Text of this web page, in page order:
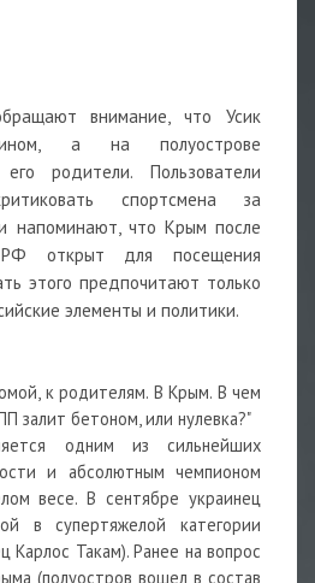
внимание, что Усик
а на полуострове
родители. Пользователи
спортсмена за
напоминают, что Крым после
открыт для посещения
этого предпочитают только
элементы и политики.
к родителям. В Крым. В чем
залит бетоном, или нулевка?"
одним из сильнейших
и абсолютным чемпионом
весе. В сентябре украинец
в супертяжелой категории
Карлос Такам). Ранее на вопрос
(полуостров вошел в состав